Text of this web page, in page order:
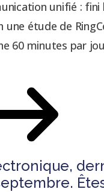
unifié : fini
une étude de
60 minutes par